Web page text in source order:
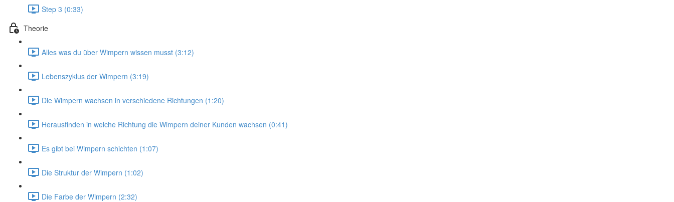
Step 3 (0:33)
Theorie
Alles was du über Wimpern wissen musst (3:12)
Lebenszyklus der Wimpern (3:19)
Die Wimpern wachsen in verschiedene Richtungen (1:20)
Herausfinden in welche Richtung die Wimpern deiner Kunden wachsen (0:41)
Es gibt bei Wimpern schichten (1:07)
Die Struktur der Wimpern (1:02)
Die Farbe der Wimpern (2:32)